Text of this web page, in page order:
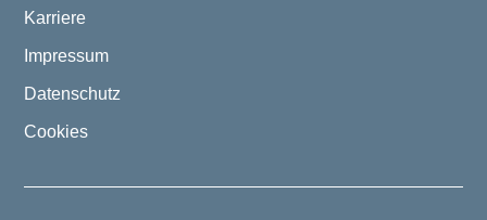
Karriere
Impressum
Datenschutz
Cookies